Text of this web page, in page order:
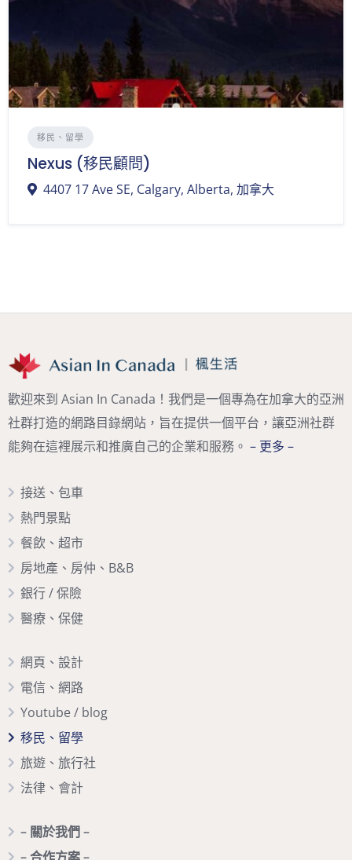
移民、留學
Nexus (移民顧問)
4407 17 Ave SE, Calgary, Alberta, 加拿大
歡迎來到 Asian In Canada！我們是一個專為在加拿大的亞洲
社群打造的網路目錄網站，旨在提供一個平台，讓亞洲社群
能夠在這裡展示和推廣自己的企業和服務。 – 更多 –
接送、包車
熱門景點
餐飲、超市
房地產、房仲、B&B
銀行 / 保險
醫療、保健
網頁、設計
電信、網路
Youtube / blog
移民、留學
旅遊、旅行社
法律、會計
– 關於我們 –